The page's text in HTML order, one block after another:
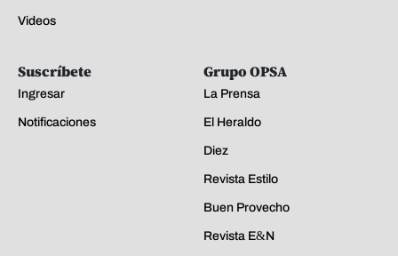
Videos
Suscríbete
Ingresar
Notificaciones
Grupo OPSA
La Prensa
El Heraldo
Diez
Revista Estilo
Buen Provecho
Revista E&N